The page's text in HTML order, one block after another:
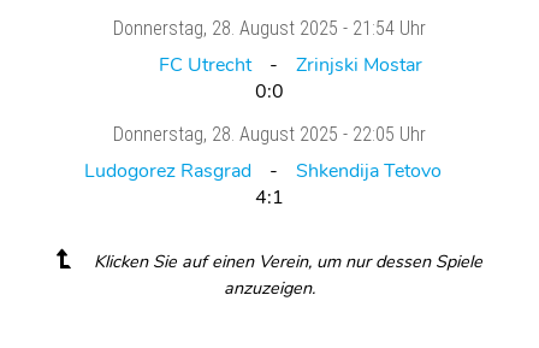
Donnerstag, 28. August 2025 - 21:54 Uhr
FC Utrecht
Zrinjski Mostar
0:0
Donnerstag, 28. August 2025 - 22:05 Uhr
Ludogorez Rasgrad
Shkendija Tetovo
4:1
Klicken Sie auf einen Verein, um nur dessen Spiele
anzuzeigen.